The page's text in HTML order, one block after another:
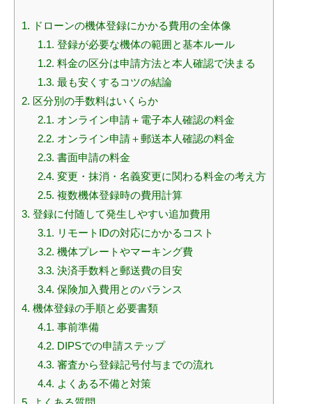
1. ドローンの機体登録にかかる費用の全体像
1.1. 登録が必要な機体の範囲と基本ルール
1.2. 料金の区分は申請方法と本人確認で決まる
1.3. 最も安くするコツの結論
2. 区分別の手数料はいくらか
2.1. オンライン申請＋電子本人確認の料金
2.2. オンライン申請＋郵送本人確認の料金
2.3. 書面申請の料金
2.4. 変更・抹消・名義変更に関わる料金の考え方
2.5. 複数機体登録時の費用計算
3. 登録に付随して発生しやすい追加費用
3.1. リモートIDの対応にかかるコスト
3.2. 機体プレートやマーキング費
3.3. 決済手数料と郵送費の目安
3.4. 保険加入費用とのバランス
4. 機体登録の手順と必要書類
4.1. 事前準備
4.2. DIPSでの申請ステップ
4.3. 審査から登録記号付与までの流れ
4.4. よくある不備と対策